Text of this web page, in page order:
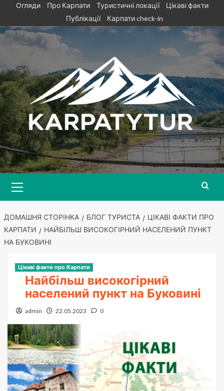
content
Огляди Про Карпати Туристичні локації
Цікаві факти
Публікації
Карпати check-in
Menu
ДОМАШНЯ СТОРІНКА БЛОГ ТУРИСТА
ЦІКАВІ ФАКТИ ПРО
КАРПАТИ
НАЙБІЛЬШ ВИСОКОГІРНИЙ НАСЕЛЕНИЙ ПУНКТ
НА БУКОВИНІ
Цікаві факти про Карпати
Найбільш високогірний
населений пункт на Буковині
admin 22.05.2023 0